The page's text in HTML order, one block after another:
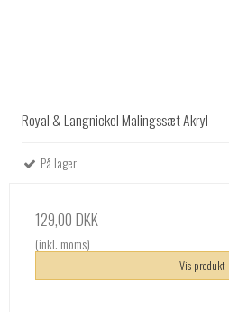
Royal & Langnickel Malingssæt Akryl
På lager
129,00 DKK
(inkl. moms)
Vis produkt